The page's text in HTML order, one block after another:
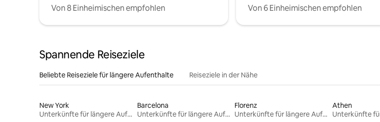
Von 8 Einheimischen empfohlen
Von 6 Einheimischen empfohlen
Spannende Reiseziele
Beliebte Reiseziele für längere Aufenthalte Reiseziele in der Nähe
New York
Unterkünfte für längere Aufenthalte
Barcelona
Unterkünfte für längere Aufenthalte
Florenz
Unterkünfte für längere Aufenthalte
Athen